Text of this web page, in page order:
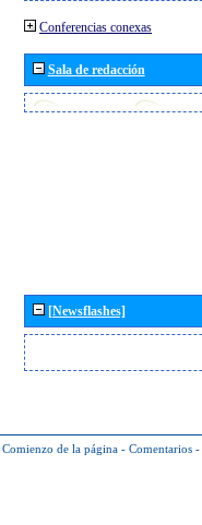
Conferencias conexas
Sala de redacción
[Newsflashes]
Comienzo de la página - Comentarios -